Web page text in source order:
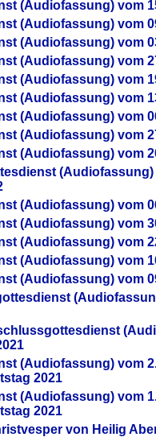
(Audiofassung) vom
(Audiofassung) vom
(Audiofassung) vom
(Audiofassung) vom
(Audiofassung) vom
(Audiofassung) vom
(Audiofassung) vom
(Audiofassung) vom
(Audiofassung) vom
(Audiofassung)
(Audiofassung) vom
(Audiofassung) vom
(Audiofassung) vom
(Audiofassung) vom
(Audiofassung) vom
(Audiofassung) vom
2021
(Audiofassung) vom
2021
von Heilig